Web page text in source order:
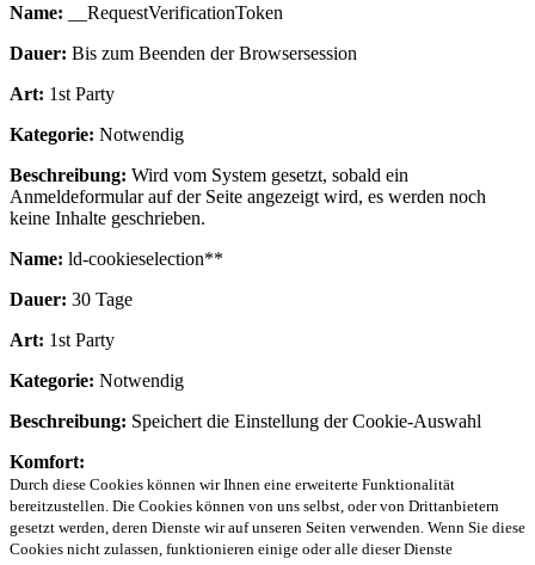
Name: __RequestVerificationToken
Dauer: Bis zum Beenden der Browsersession
Art: 1st Party
Kategorie: Notwendig
Beschreibung: Wird vom System gesetzt, sobald ein
Anmeldeformular auf der Seite angezeigt wird, es werden noch
keine Inhalte geschrieben.
Name: ld-cookieselection**
Dauer: 30 Tage
Art: 1st Party
Kategorie: Notwendig
Beschreibung: Speichert die Einstellung der Cookie-Auswahl
Komfort:
Durch diese Cookies können wir Ihnen eine erweiterte Funktionalität
bereitzustellen. Die Cookies können von uns selbst, oder von Drittanbietern
gesetzt werden, deren Dienste wir auf unseren Seiten verwenden. Wenn Sie diese
Cookies nicht zulassen, funktionieren einige oder alle dieser Dienste